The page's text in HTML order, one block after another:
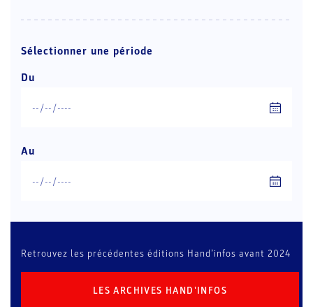
Sélectionner une période
Du
Au
Retrouvez les précédentes éditions Hand’infos avant 2024
LES ARCHIVES HAND'INFOS